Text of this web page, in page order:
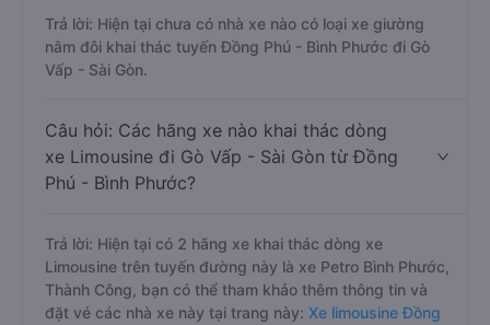
Trả lời: Hiện tại chưa có nhà xe nào có loại xe giường
nằm đôi khai thác tuyến Đồng Phú - Bình Phước đi Gò
Vấp - Sài Gòn.
Câu hỏi: Các hãng xe nào khai thác dòng
xe Limousine đi Gò Vấp - Sài Gòn từ Đồng
Phú - Bình Phước?
Trả lời: Hiện tại có 2 hãng xe khai thác dòng xe
Limousine trên tuyến đường này là xe Petro Bình Phước,
Thành Công, bạn có thể tham khảo thêm thông tin và
đặt vé các nhà xe này tại trang này: Xe limousine Đồng